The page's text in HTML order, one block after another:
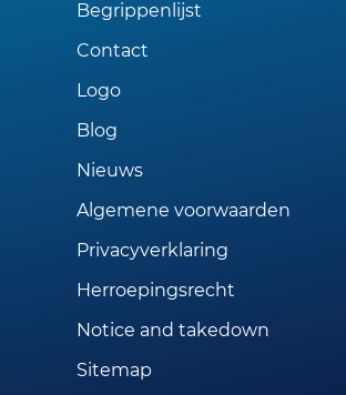
Begrippenlijst
Contact
Logo
Blog
Nieuws
Algemene voorwaarden
Privacyverklaring
Herroepingsrecht
Notice and takedown
Sitemap